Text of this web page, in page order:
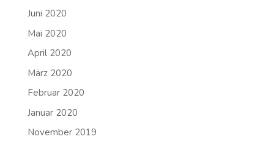
Juni 2020
Mai 2020
April 2020
März 2020
Februar 2020
Januar 2020
November 2019